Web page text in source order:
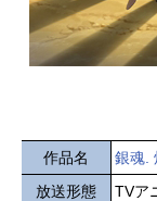
作品名
銀魂.
放送形態
TVア